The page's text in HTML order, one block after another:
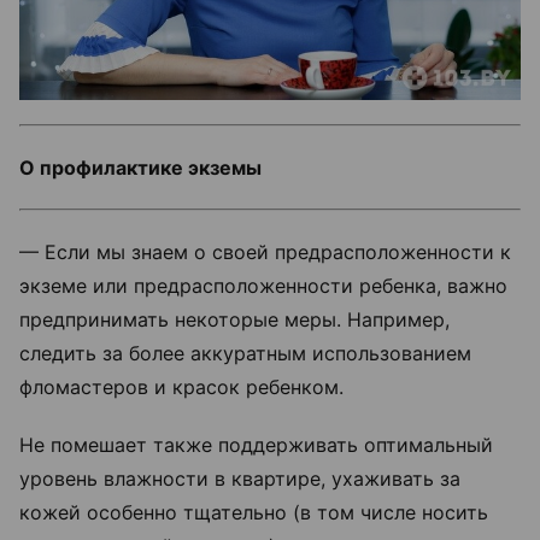
О профилактике экземы
— Если мы знаем о своей предрасположенности к
экземе или предрасположенности ребенка, важно
предпринимать некоторые меры. Например,
следить за более аккуратным использованием
фломастеров и красок ребенком.
Не помешает также поддерживать оптимальный
уровень влажности в квартире, ухаживать за
кожей особенно тщательно (в том числе носить